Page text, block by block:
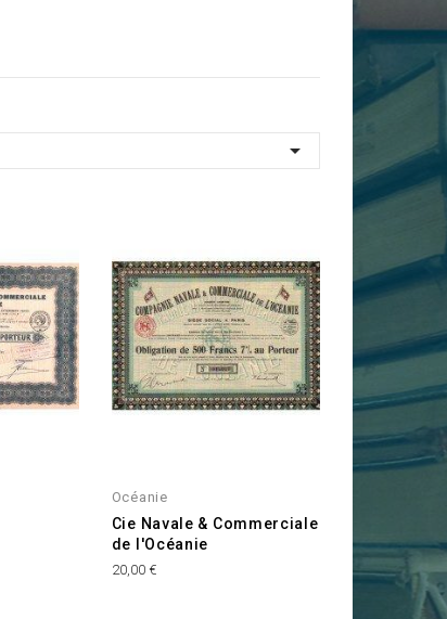

Océanie
Cie Navale & Commerciale
de l'Océanie
Prix
20,00 €